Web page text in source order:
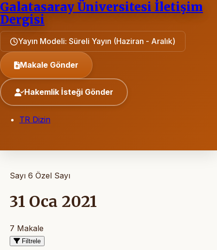
Galatasaray Üniversitesi İletişim
Dergisi
Yayın Modeli: Süreli Yayın (Haziran - Aralık)
Makale Gönder
Hakemlik İsteği Gönder
TR Dizin
Sayı 6 Özel Sayı
31 Oca 2021
7 Makale
Filtrele